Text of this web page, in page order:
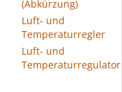
(Abkürzung)
Luft- und
Temperaturregler
Luft- und
Temperaturregulator